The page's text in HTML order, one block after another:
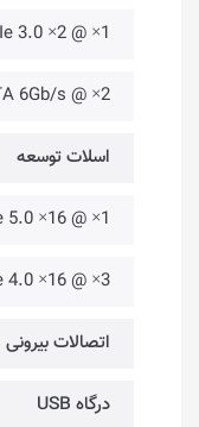
1× @ M.2 PCIe 3.0 ×2
2× @ SATA 6Gb/s
اسلات توسعه
1× @ PCIe 5.0 ×16
3× @ PCIe 4.0 ×16
اتصالات بیرونی
درگاه USB